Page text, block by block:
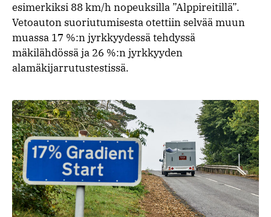
esimerkiksi 88 km/h nopeuksilla ”Alppireitillä”.
Vetoauton suoriutumisesta otettiin selvää muun
muassa 17 %:n jyrkkyydessä tehdyssä
mäkilähdössä ja 26 %:n jyrkkyyden
alamäkijarrutustestissä.